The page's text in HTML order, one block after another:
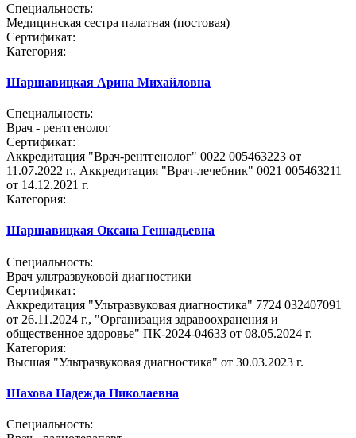
Специальность:
Медицинская сестра палатная (постовая)
Сертификат:
Категория:
Шаршавицкая Арина Михайловна
Специальность:
Врач - рентгенолог
Сертификат:
Аккредитация "Врач-рентгенолог" 0022 005463223 от
11.07.2022 г., Аккредитация "Врач-лечебник" 0021 005463211
от 14.12.2021 г.
Категория:
Шаршавицкая Оксана Геннадьевна
Специальность:
Врач ультразвуковой диагностики
Сертификат:
Аккредитация "Ультразвуковая диагностика" 7724 032407091
от 26.11.2024 г., "Организация здравоохранения и
общественное здоровье" ПК-2024-04633 от 08.05.2024 г.
Категория:
Высшая "Ультразвуковая диагностика" от 30.03.2023 г.
Шахова Надежда Николаевна
Специальность: